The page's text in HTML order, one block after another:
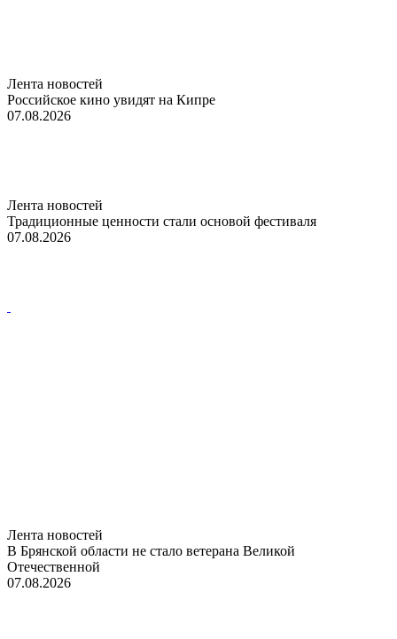
Лента новостей
Российское кино увидят на Кипре
07.08.2026
Лента новостей
Традиционные ценности стали основой фестиваля
07.08.2026
Лента новостей
В Брянской области не стало ветерана Великой
Отечественной
07.08.2026